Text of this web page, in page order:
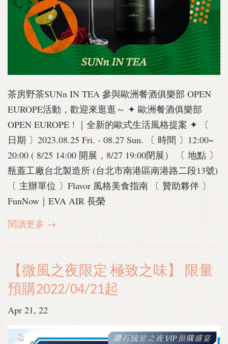
茶房野茶SUNn IN TEA 參與歐洲餐酒俱樂部 OPEN
EUROPE活動，歡迎來逛逛～ ✦ 歐洲餐酒俱樂部
OPEN EUROPE ! ｜全新的歐式生活風格提案 ✦ 〔
日期 〕2023.08.25 Fri. - 08.27 Sun. 〔 時間 〕12:00~
20:00 ( 8/25 14:00 開展，8/27 19:00閉展） 〔 地點 〕
瓶蓋工廠台北製造所 (台北市南港區南港路二段13號)
〔 主辦單位 〕Flavor 風格美食指南 〔 贊助夥伴 〕
FunNow｜EVA AIR 長榮
閱讀更多 →
【微風之夜限定 極致之味】 限量
預購2022/04/21起
Apr 21, 22